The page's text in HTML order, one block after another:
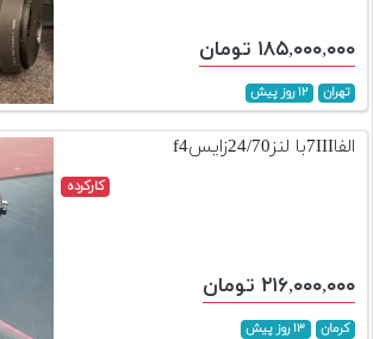
۱۸۵,۰۰۰,۰۰۰ تومان
تهران ۱۲ روز پیش
الفا7IIIبا لنز24/70زایسf4
کارکرده
۲۱۶,۰۰۰,۰۰۰ تومان
کرمان ۱۳ روز پیش